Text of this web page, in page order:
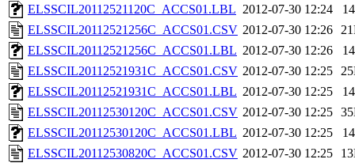
ELSSCIL20112521120C_ACCS01.LBL 2012-07-30 12:24
ELSSCIL20112521256C_ACCS01.CSV 2012-07-30 12:26
ELSSCIL20112521256C_ACCS01.LBL 2012-07-30 12:26
ELSSCIL20112521931C_ACCS01.CSV 2012-07-30 12:25
ELSSCIL20112521931C_ACCS01.LBL 2012-07-30 12:25
ELSSCIL20112530120C_ACCS01.CSV 2012-07-30 12:25
ELSSCIL20112530120C_ACCS01.LBL 2012-07-30 12:25
ELSSCIL20112530820C_ACCS01.CSV 2012-07-30 12:25